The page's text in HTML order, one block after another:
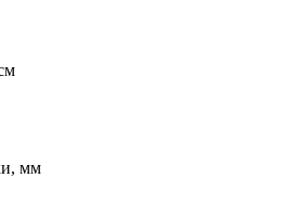
мм